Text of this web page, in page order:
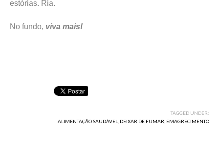
estórias. Ria.
No fundo, viva mais!
TAGGED UNDER:
ALIMENTAÇÃO SAUDÁVEL, DEIXAR DE FUMAR, EMAGRECIMENTO